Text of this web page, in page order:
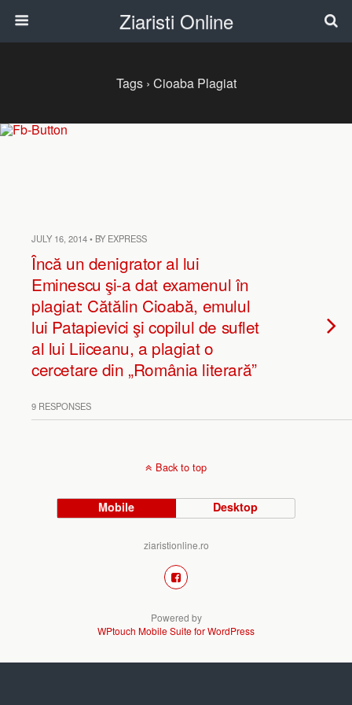
Ziaristi Online
Tags › Cioaba Plagiat
JULY 16, 2014 • BY EXPRESS
Încă un denigrator al lui
Eminescu şi-a dat examenul în
plagiat: Cătălin Cioabă, emulul
lui Patapievici şi copilul de suflet
al lui Liiceanu, a plagiat o
cercetare din „România literară”
9 RESPONSES
Back to top
Mobile Desktop
ziaristionline.ro
Powered by
WPtouch Mobile Suite for WordPress